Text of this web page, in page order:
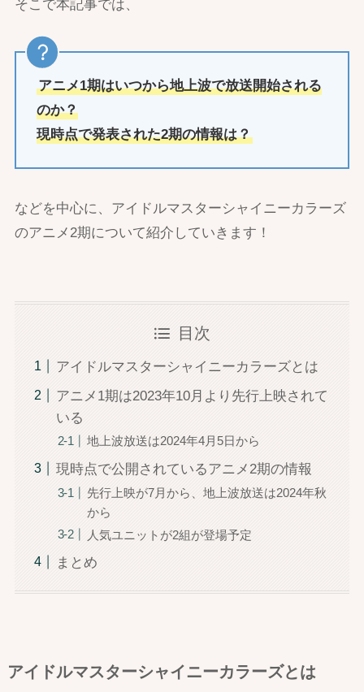
そこで本記事では、
アニメ1期はいつから地上波で放送開始される
のか？
現時点で発表された2期の情報は？
などを中心に、アイドルマスターシャイニーカラーズ
のアニメ2期について紹介していきます！
目次
アイドルマスターシャイニーカラーズとは
アニメ1期は2023年10月より先行上映されて
いる
地上波放送は2024年4月5日から
現時点で公開されているアニメ2期の情報
先行上映が7月から、地上波放送は2024年秋
から
人気ユニットが2組が登場予定
まとめ
アイドルマスターシャイニーカラーズとは